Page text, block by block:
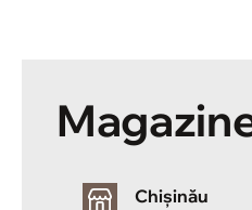
Chișinău